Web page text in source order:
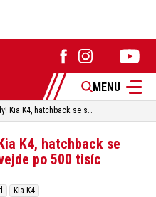
MENU
Nástupce Ceedu je tady! Kia K4, hatchback se spalovacím motorem, se vejde po 500 tisíc
K4, hatchback se
po 500 tisíc
Kia K4